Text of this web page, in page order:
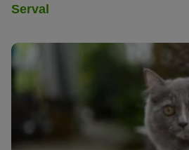
Serval